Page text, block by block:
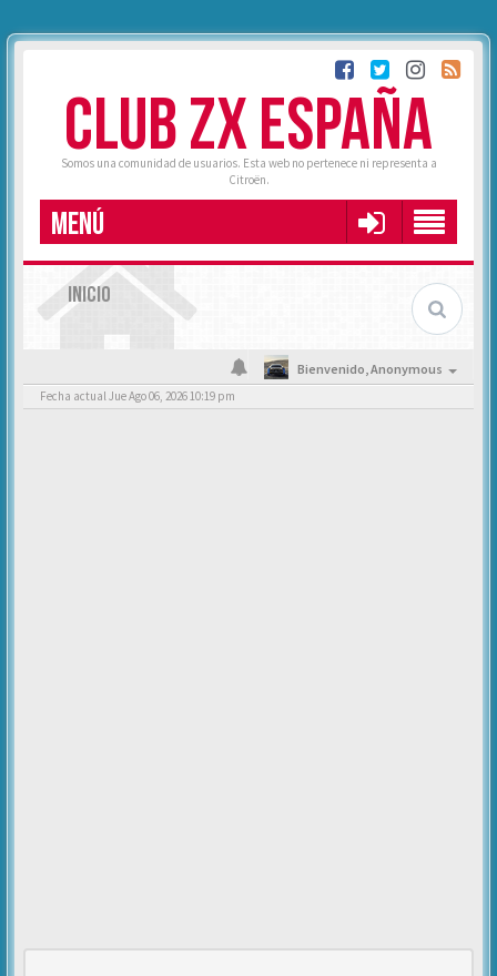
CLUB ZX ESPAÑA
Somos una comunidad de usuarios. Esta web no pertenece ni representa a
Citroën.
MENÚ
INICIO
Bienvenido,Anonymous
Fecha actual Jue Ago 06, 2026 10:19 pm